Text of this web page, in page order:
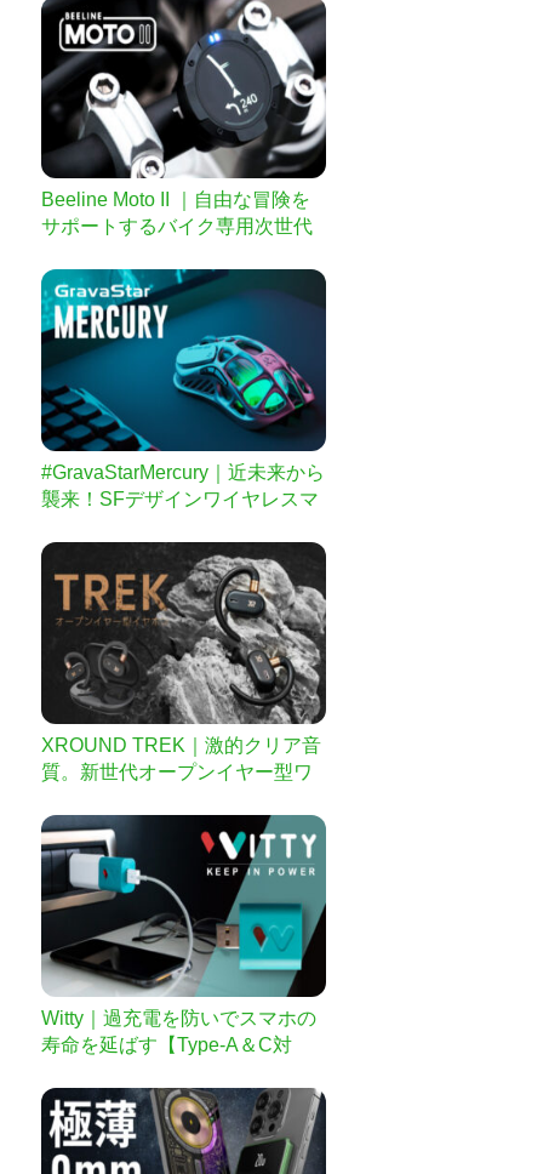
Beeline Moto II ｜自由な冒険を
サポートするバイク専用次世代
#GravaStarMercury｜近未来から
襲来！SFデザインワイヤレスマ
XROUND TREK｜激的クリア音
質。新世代オープンイヤー型ワ
Witty｜過充電を防いでスマホの
寿命を延ばす【Type-A＆C対